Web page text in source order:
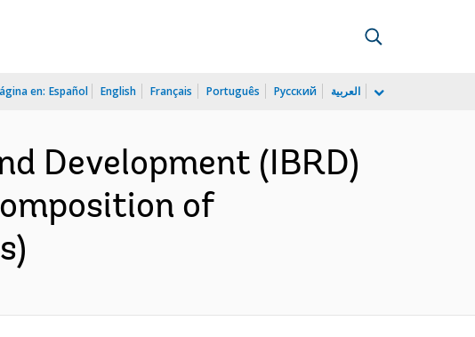
en: Español English Français Português Русский العربية
Development (IBRD)
of